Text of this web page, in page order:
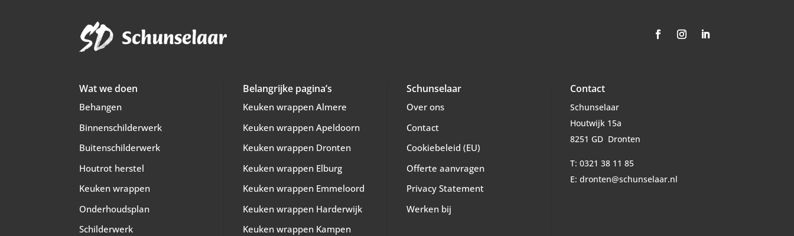
Wat we doen
Behangen
Binnenschilderwerk
Buitenschilderwerk
Houtrot herstel
Keuken wrappen
Onderhoudsplan
Schilderwerk
Belangrijke pagina’s
Keuken wrappen Almere
Keuken wrappen Apeldoorn
Keuken wrappen Dronten
Keuken wrappen Elburg
Keuken wrappen Emmeloord
Keuken wrappen Harderwijk
Keuken wrappen Kampen
Schunselaar
Over ons
Contact
Cookiebeleid (EU)
Offerte aanvragen
Privacy Statement
Werken bij
Contact
Schunselaar
Houtwijk 15a
8251 GD Dronten
T: 0321 38 11 85
E: dronten@schunselaar.nl